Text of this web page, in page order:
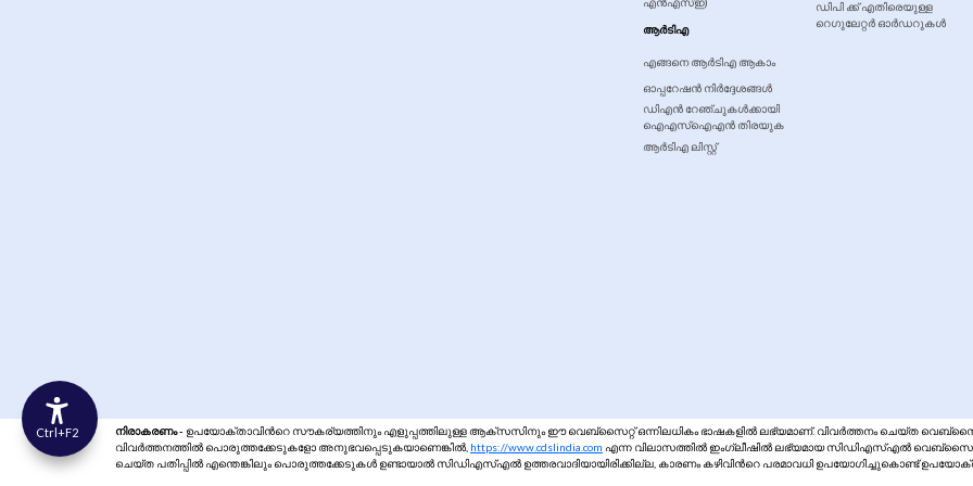
ആർടിഎ
എങ്ങനെ ആർടിഎ ആകാം
ഓപ്പറേഷൻ നിർദ്ദേശങ്ങൾ
ഡിഎന്‍ റേഞ്ചുകൾക്കായി
ഐഎസ്ഐഎൻ തിരയുക
ആര്‍ടി‍എ ലിസ്റ്റ്
ഡിപി ക്ക് എതിരെയുള്ള
റെഗുലേറ്റർ ഓർഡറുകൾ
നിരാകരണം - ഉപയോക്താവിന്‍റെ സൗകര്യത്തിനും എളുപ്പത്തിലുള്ള ആക്സസിനും ഈ വെബ്‌സൈറ്റ് ഒന്നിലധികം ഭാഷകളിൽ ലഭ്യമാണ്. വിവർത്തനം ചെയ്‌ത
വിവർത്തനത്തിൽ പൊരുത്തക്കേടുകളോ അനുഭവപ്പെടുകയാണെങ്കിൽ, https://www.cdslindia.com എന്ന വിലാസത്തിൽ ഇംഗ്ലീഷിൽ ലഭ്യമായ സിഡിഎസ്എൽ
ചെയ്ത പതിപ്പിൽ എന്തെങ്കിലും പൊരുത്തക്കേടുകൾ ഉണ്ടായാൽ സിഡിഎസ്എൽ ഉത്തരവാദിയായിരിക്കില്ല, കാരണം കഴിവിന്‍റെ പരമാവധി ഉപയോഗിച്ചുകൊണ്ട്
Ctrl+F2